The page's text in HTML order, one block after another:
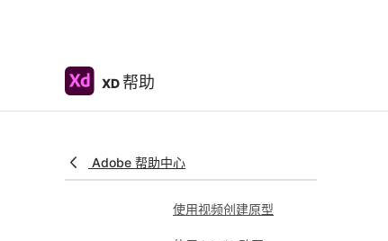
XD 帮助
Adobe 帮助中心
使用视频
使用视频创建原型